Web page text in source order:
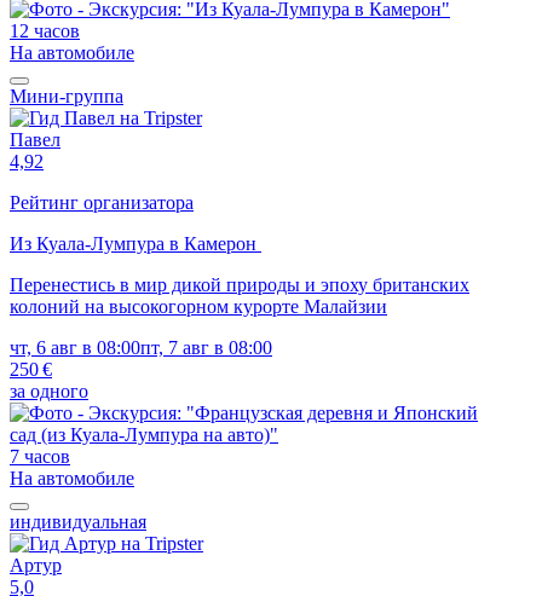
12 часов
На автомобиле
Мини-группа
Павел
4,92
Рейтинг организатора
Из Куала-Лумпура в Камерон
Перенестись в мир дикой природы и эпоху британских
колоний на высокогорном курорте Малайзии
чт, 6 авг в 08:00пт, 7 авг в 08:00
250 €
за одного
7 часов
На автомобиле
индивидуальная
Артур
5,0